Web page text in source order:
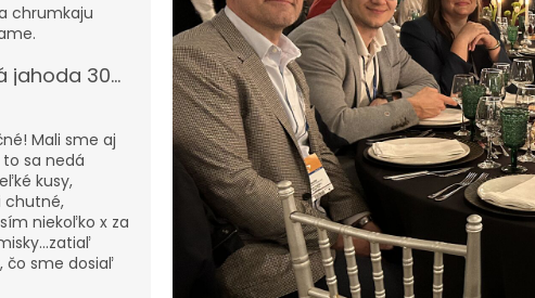
chrumkaju
Mrazom sušená jahoda 300g – XXL
je 5 z 5 hviezdičiek.
Mali sme aj
sa nedá
kusy,
chutné,
niekoľko x za
čo sme dosiaľ